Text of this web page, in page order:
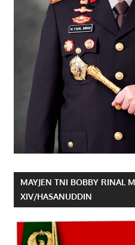
MAYJEN TNI BOBBY RINAL
XIV/HASANUDDIN